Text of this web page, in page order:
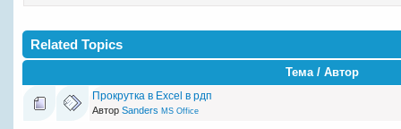
Related Topics
Тема / Автор
Прокрутка в Excel в рдп
Автор Sanders MS Office